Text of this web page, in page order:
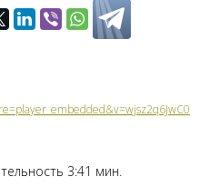
3:41 мин.